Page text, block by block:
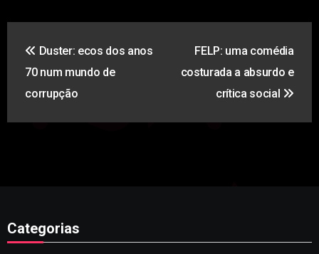
de
artigos
Duster: ecos dos anos
70 num mundo de
corrupção
FELP: uma comédia
costurada a absurdo e
crítica social
Categorias